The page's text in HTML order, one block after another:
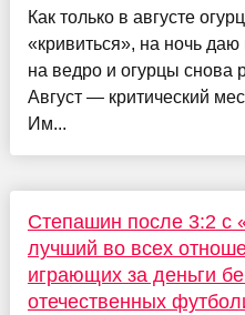
Как только в августе
«кривиться», на ночь
на ведро и огурцы снова
Август — критический
Им...
Степашин после 3:2 с
лучший во всех
играющих за деньги
отечественных